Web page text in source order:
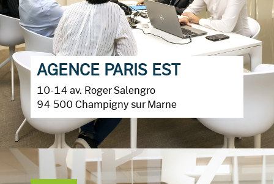
AGENCE PARIS EST
10-14 av. Roger Salengro
94 500 Champigny sur Marne